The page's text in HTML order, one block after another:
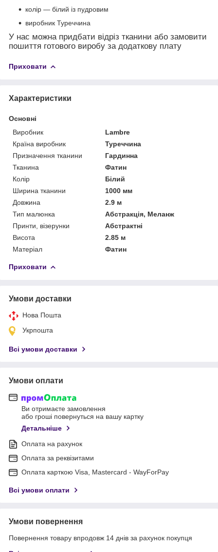
колір — білий із пудровим
виробник Туреччина
У нас можна придбати відріз тканини або замовити
пошиття готового виробу за додаткову плату
Приховати
Характеристики
Основні
Виробник
Lambre
Країна виробник
Туреччина
Призначення тканини
Гардинна
Тканина
Фатин
Колір
Білий
Ширина тканини
1000 мм
Довжина
2.9 м
Тип малюнка
Абстракція, Меланж
Принти, візерунки
Абстрактні
Висота
2.85 м
Матеріал
Фатин
Приховати
Умови доставки
Нова Пошта
Укрпошта
Всі умови доставки
Умови оплати
Ви отримаєте замовлення
або гроші повернуться на вашу картку
Детальніше
Оплата на рахунок
Оплата за реквізитами
Оплата карткою Visa, Mastercard - WayForPay
Всі умови оплати
Умови повернення
Повернення товару впродовж 14 днів за рахунок покупця